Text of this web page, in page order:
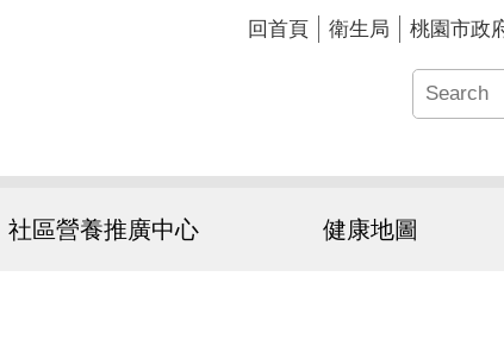
回首頁 衛生局 桃園市政
社區營養推廣中心 健康地圖